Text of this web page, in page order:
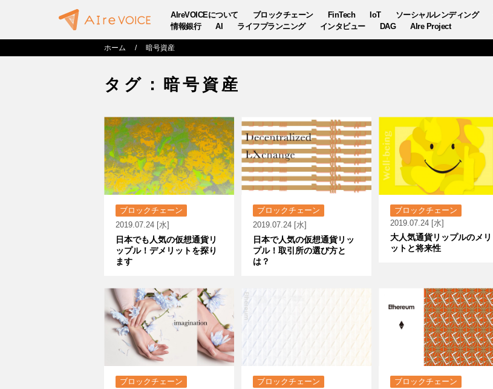
AIreVOICEについて ブロックチェーン FinTech IoT ソーシャルレンディング
情報銀行
AI ライフプランニング インタビュー DAG AIre Project
ホーム 暗号資産
タグ：暗号資産
ブロックチェーン
2019.07.24 [水]
日本でも人気の仮想通貨リ
ップル！デメリットを探り
ます
ブロックチェーン
2019.07.24 [水]
日本で人気の仮想通貨リッ
プル！取引所の選び方と
は？
ブロックチェーン
2019.07.24 [水]
大人気通貨リップルのメリ
ットと将来性
ブロックチェーン
ブロックチェーン
ブロックチェーン